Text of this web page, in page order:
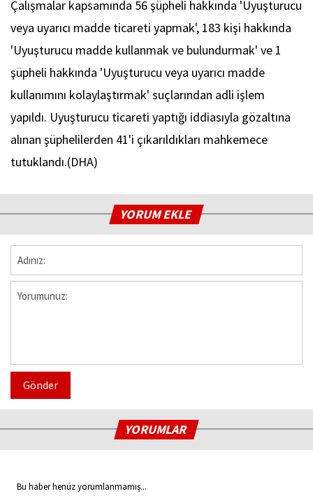
Çalışmalar kapsamında 56 şüpheli hakkında 'Uyuşturucu
veya uyarıcı madde ticareti yapmak', 183 kişi hakkında
'Uyuşturucu madde kullanmak ve bulundurmak' ve 1
şüpheli hakkında 'Uyuşturucu veya uyarıcı madde
kullanımını kolaylaştırmak' suçlarından adli işlem
yapıldı. Uyuşturucu ticareti yaptığı iddiasıyla gözaltına
alınan şüphelilerden 41'i çıkarıldıkları mahkemece
tutuklandı.(DHA)
YORUM EKLE
Gönder
YORUMLAR
Bu haber henüz yorumlanmamış...